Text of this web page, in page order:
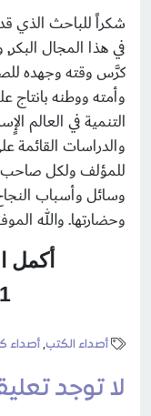
شكراً للباحث الذي
في هذا المجال
كرَّس وقته وجهده
وأمته ووطنه
التنمية في العالم
والدراسات القائمة
للمؤلف ولكل صاحب
وسائل وأسباب
وحضارتها. والله
أكمل
1 / 1 / 1431 هـ
أصداء الكتب,أصداء
لا توجد